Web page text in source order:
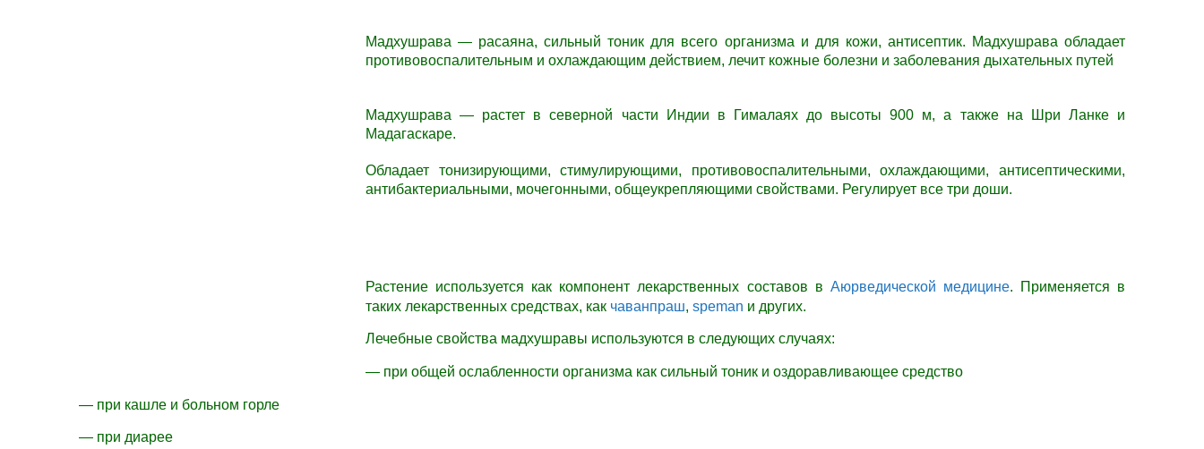
Мадхушрава — расаяна, сильный тоник для всего организма и для кожи, антисептик. Мадхушрава обладает
противовоспалительным и охлаждающим действием, лечит кожные болезни и заболевания дыхательных путей
Мадхушрава — растет в северной части Индии в Гималаях до высоты 900 м, а также на Шри Ланке и
Мадагаскаре.
Обладает тонизирующими, стимулирующими, противовоспалительными, охлаждающими, антисептическими,
антибактериальными, мочегонными, общеукрепляющими свойствами. Регулирует все три доши.
Растение используется как компонент лекарственных составов в Аюрведической медицине. Применяется в
таких лекарственных средствах, как чаванпраш, speman и других.
Лечебные свойства мадхушравы используются в следующих случаях:
— при общей ослабленности организма как сильный тоник и оздоравливающее средство
— при кашле и больном горле
— при диарее